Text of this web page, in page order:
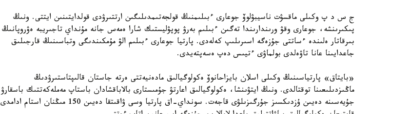
ج س د پ وكىلى ماقسۋت ناسيبۋلوۆ جوعارى ءبىلىمنىڭ قولجەتىمدىلىگىن ارتتىرۋدى قولدايتىنىن ايتتى. ونىڭ
پىكىرىنشە، جوعارى وقۋ ورىندارىندا تەگىن ءبىلىم بەرۋ پوپۋليستىك شارا ەمەس جانە مۇنداي تاجىريبە ەۋروپانىڭ
بىرقاتار ەلىندە ءساتتى جۇزەگە اسىرىلىپ كەلەدى. پارتيا جوعارى ءبىلىم الۋ مۇمكىندىگى وتباسىنىڭ قارجىلىق
جاعدايىنا عانا تاۋەلدى بولماۋى ءتيىس دەپ ەسەپتەيدى.
«بايتاق» پارتياسىنىڭ وكىلى اسلان بايزاحانوۆ ەكولوگيالىق مادەنيەتتى ەرتە جاستان قالىپتاستىرۋدىڭ
ماڭىزدىلىعىنا توقتالدى. ونىڭ ايتۋىنشا، ەكولوگيالىق اعارتۋ جۇمىستارى بالاباقشادان باستاپ مەملەكەتتىك باسقارۋ
جۇيەسىنە دەيىن ۇزدىكسىز جۇرگىزىلۋى قاجەت. سونداي-اق پارتيا وسى ۋاقىتقا دەيىن 150 مىڭنان استام ادامدى